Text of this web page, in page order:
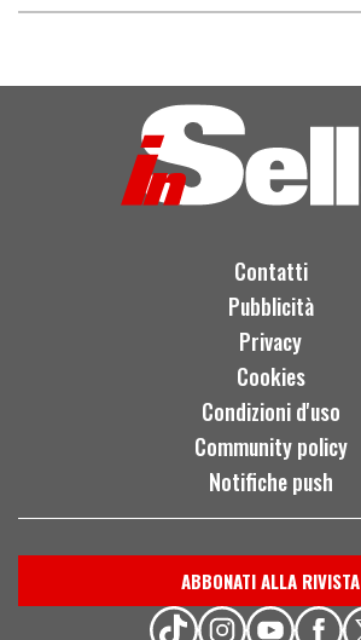
Contatti
Pubblicità
Privacy
Cookies
Condizioni d'uso
Community policy
Notifiche push
ABBONATI ALLA RIVISTA